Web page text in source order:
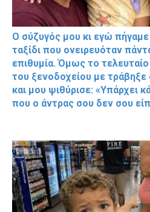
Ο σύζυγός μου κι εγώ
ταξίδι που ονειρευόταν
επιθυμία. Όμως το
του ξενοδοχείου με τράβηξε
και μου ψιθύρισε: «Υπάρχει
που ο άντρας σου δεν σου